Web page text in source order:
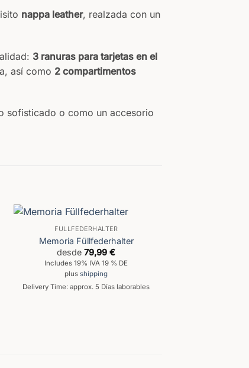
nappa leather, realzada con un
3 ranuras para tarjetas en el
así como 2 compartimentos
sofisticado o como un accesorio
FÜLLFEDERHALTER
Memoria Füllfederhalter
desde79,99€
Includes 19% IVA 19 % DE
plusshipping
Delivery Time: approx. 5 Días laborables